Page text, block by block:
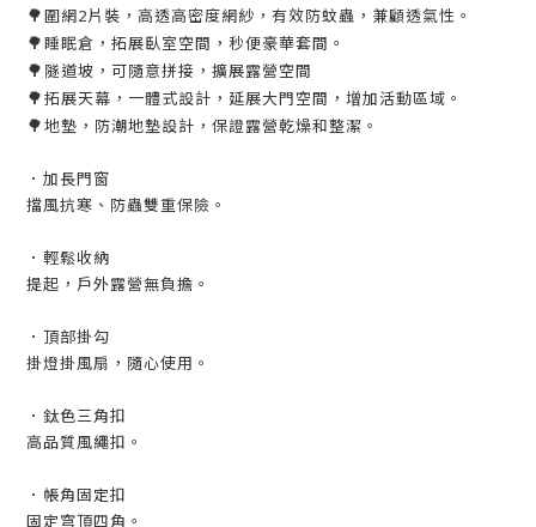
🌳圍網2片裝，高透高密度網紗，有效防蚊蟲，兼顧透氣性。
🌳睡眠倉，拓展臥室空間，秒便豪華套間。
🌳 隧道坡，可隨意拼接，擴展露營空間
🌳拓展天幕，一體式設計，延展大門空間，增加活動區域。
🌳地墊，防潮地墊設計，保證露營乾燥和整潔。
．加長門窗
擋風抗寒、防蟲雙重保險。
．輕鬆收納
提起，戶外露營無負擔。
．頂部掛勾
掛燈掛風扇，隨心使用。
．鈦色三角扣
高品質風繩扣。
．帳角固定扣
固定穹頂四角。